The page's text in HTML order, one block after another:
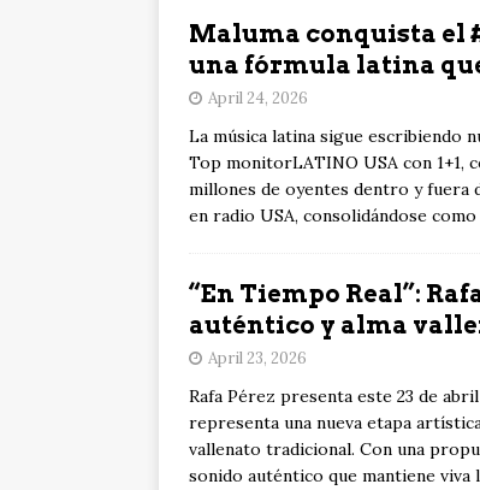
Maluma conquista el
una fórmula latina
April 24, 2026
La música latina sigue escribiendo
Top monitorLATINO USA con 1+1,
millones de oyentes dentro y fuera
en radio USA, consolidándose
“En Tiempo Real”:
auténtico y alma
April 23, 2026
Rafa Pérez presenta este 23 de
representa una nueva etapa
vallenato tradicional. Con una
sonido auténtico que mantiene viva